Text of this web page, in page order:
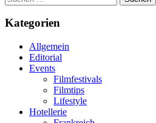
nach:
Kategorien
Allgemein
Editorial
Events
Filmfestivals
Filmtips
Lifestyle
Hotellerie